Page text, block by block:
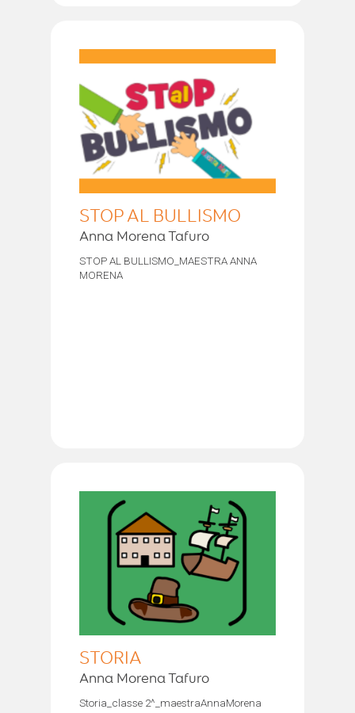
STOP AL BULLISMO
Anna Morena Tafuro
STOP AL BULLISMO_MAESTRA ANNA
MORENA
STORIA
Anna Morena Tafuro
Storia_classe 2^_maestraAnnaMorena